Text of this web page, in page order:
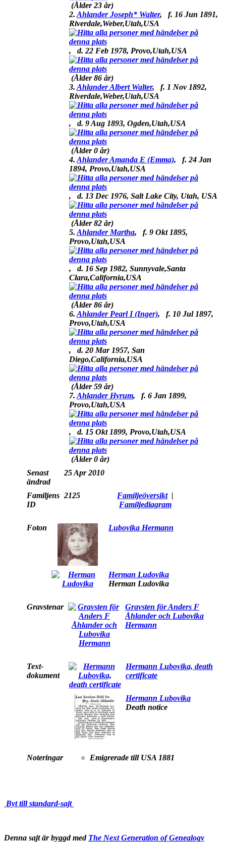
(Ålder 23 år)
2. Ahlander Joseph* Walter, f. 16 Jun 1891,
Riverdale,Weber,Utah,USA
, d. 22 Feb 1978, Provo,Utah,USA
(Ålder 86 år)
3. Ahlander Albert Walter, f. 1 Nov 1892,
Riverdale,Weber,Utah,USA
, d. 9 Aug 1893, Ogden,Utah,USA
(Ålder 0 år)
4. Ahlander Amanda E (Emma), f. 24 Jan
1894, Provo,Utah,USA
, d. 13 Dec 1976, Salt Lake City, Utah, USA
(Ålder 82 år)
5. Ahlander Martha, f. 9 Okt 1895,
Provo,Utah,USA
, d. 16 Sep 1982, Sunnyvale,Santa
Clara,California,USA
(Ålder 86 år)
6. Ahlander Pearl I (Inger), f. 10 Jul 1897,
Provo,Utah,USA
, d. 20 Mar 1957, San
Diego,California,USA
(Ålder 59 år)
7. Ahlander Hyrum, f. 6 Jan 1899,
Provo,Utah,USA
, d. 15 Okt 1899, Provo,Utah,USA
(Ålder 0 år)
Senast
ändrad
25 Apr 2010
Familjens
ID
2125 Familjeöversikt|
Familjediagram
Foton Lubovika Hermann
Herman Ludovika
Herman Ludovika
Gravstenar
Gravsten för Anders F
Åhlander och Lubovika
Hermann
Text-
dokument
Hermann Lubovika, death
certificate
Hermann Lubovika
Death notice
Noteringar Emigrerade till USA 1881
Byt till standard-sajt
Denna sajt är byggd med The Next Generation of Genealogy